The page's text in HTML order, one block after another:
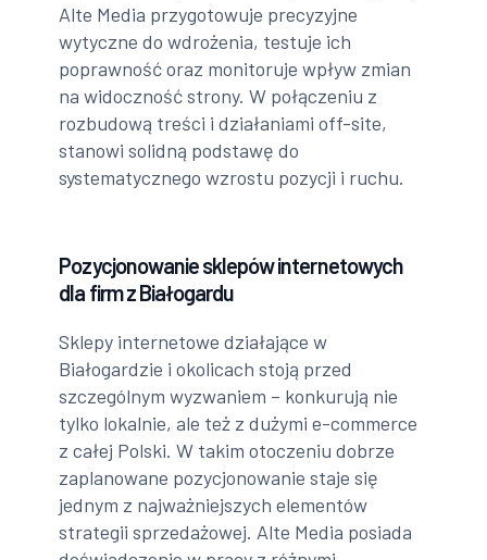
Alte Media przygotowuje precyzyjne
wytyczne do wdrożenia, testuje ich
poprawność oraz monitoruje wpływ zmian
na widoczność strony. W połączeniu z
rozbudową treści i działaniami off-site,
stanowi solidną podstawę do
systematycznego wzrostu pozycji i ruchu.
Pozycjonowanie sklepów internetowych
dla firm z Białogardu
Sklepy internetowe działające w
Białogardzie i okolicach stoją przed
szczególnym wyzwaniem – konkurują nie
tylko lokalnie, ale też z dużymi e-commerce
z całej Polski. W takim otoczeniu dobrze
zaplanowane pozycjonowanie staje się
jednym z najważniejszych elementów
strategii sprzedażowej. Alte Media posiada